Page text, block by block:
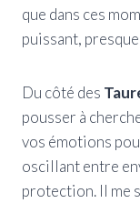
que dans ces
puissant,
Du côté des
pousser à
vos émotions
oscillant entre
protection. Il me